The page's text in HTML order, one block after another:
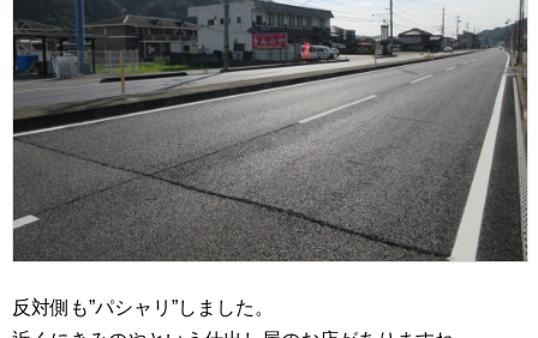
反対側も”パシャリ”しました。